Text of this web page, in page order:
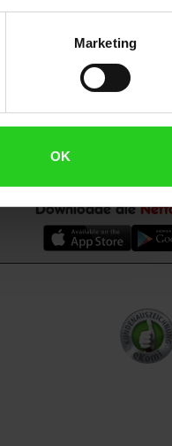
Marketing
OK
Karriere
Downloade die
Unsere